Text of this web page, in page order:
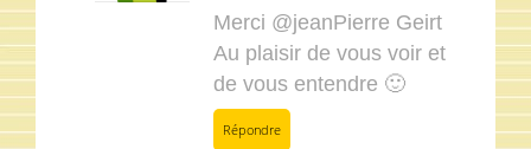
Merci @jeanPierre Geirt
Au plaisir de vous voir et
de vous entendre 🙂
Répondre